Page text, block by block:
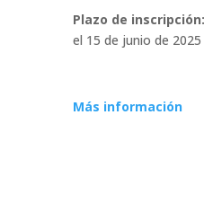
Plazo de inscripción:
el 15 de junio de
Más información